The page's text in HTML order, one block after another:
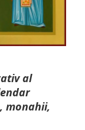
al
monahii,